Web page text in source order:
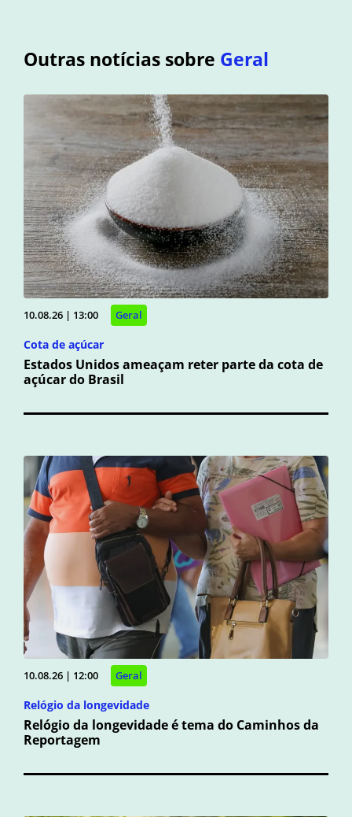
Outras notícias sobre Geral
10.08.26 | 13:00 Geral
Cota de açúcar
Estados Unidos ameaçam reter parte da cota de
açúcar do Brasil
10.08.26 | 12:00 Geral
Relógio da longevidade
Relógio da longevidade é tema do Caminhos da
Reportagem